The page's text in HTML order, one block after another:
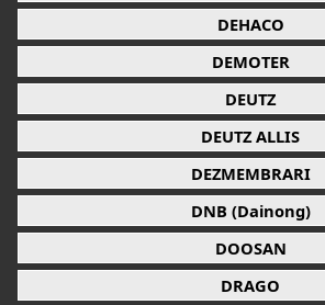
DEHACO
DEMOTER
DEUTZ
DEUTZ ALLIS
DEZMEMBRARI
DNB (Dainong)
DOOSAN
DRAGO